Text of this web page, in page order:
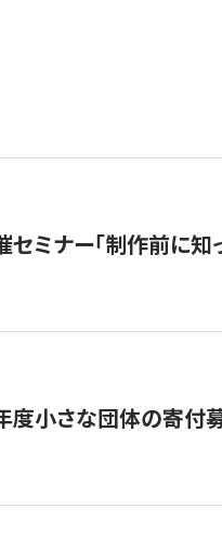
セミナー「制作前に
度小さな団体の寄付